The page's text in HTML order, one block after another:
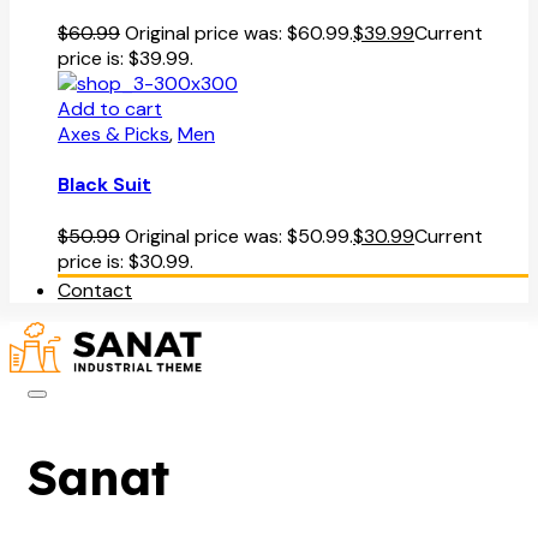
$60.99Original price was: $60.99.$39.99Current
price is: $39.99.
Add to cart
Axes & Picks,Men
Black Suit
$50.99Original price was: $50.99.$30.99Current
price is: $30.99.
Contact
Sanat